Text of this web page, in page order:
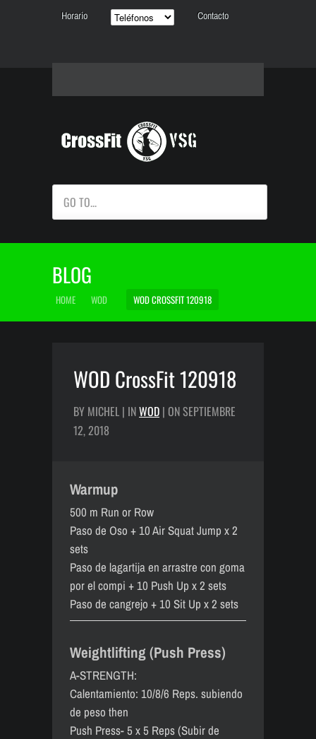
Horario Contacto
GO TO...
BLOG
HOME WOD WOD CROSSFIT 120918
WOD CrossFit 120918
BY MICHEL | INWOD | ON SEPTIEMBRE
12, 2018
Warmup
500 m Run or Row
Paso de Oso + 10 Air Squat Jump x 2
sets
Paso de lagartija en arrastre con goma
por el compi + 10 Push Up x 2 sets
Paso de cangrejo + 10 Sit Up x 2 sets
Weightlifting (Push Press)
A-STRENGTH:
Calentamiento: 10/8/6 Reps. subiendo
de peso then
Push Press- 5 x 5 Reps (Subir de